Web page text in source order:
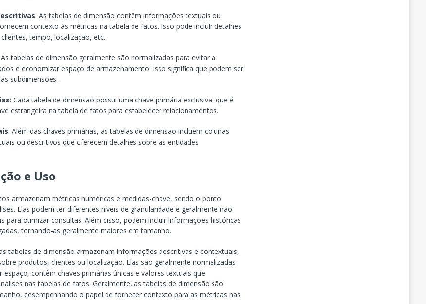
: As tabelas de dimensão contêm informações textuais ou
contexto às métricas na tabela de fatos. Isso pode incluir detalhes
tempo, localização, etc.
As tabelas de dimensão geralmente são normalizadas para evitar a
e economizar espaço de armazenamento. Isso significa que podem ser
subdimensões.
: Cada tabela de dimensão possui uma chave primária exclusiva, que é
estrangeira na tabela de fatos para estabelecer relacionamentos.
: Além das chaves primárias, as tabelas de dimensão incluem colunas
ou descritivos que oferecem detalhes sobre as entidades
e Uso
armazenam métricas numéricas e medidas-chave, sendo o ponto
Elas podem ter diferentes níveis de granularidade e geralmente não
para otimizar consultas. Além disso, podem incluir informações históricas
tornando-as geralmente maiores em tamanho.
tabelas de dimensão armazenam informações descritivas e contextuais,
produtos, clientes ou localização. Elas são geralmente normalizadas
espaço, contêm chaves primárias únicas e valores textuais que
nas tabelas de fatos. Geralmente, as tabelas de dimensão são
desempenhando o papel de fornecer contexto para as métricas nas